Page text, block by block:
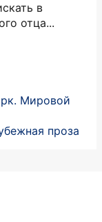
в
отца...
Мировой
проза